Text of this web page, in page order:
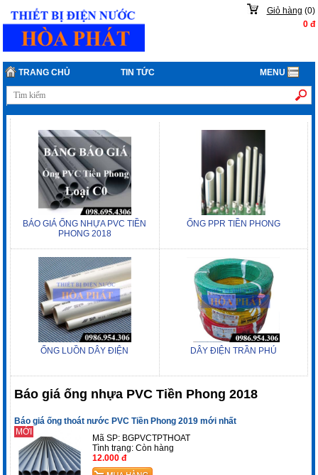
Giỏ hàng (0)
0đ
TRANG CHỦ TIN TỨC MENU
BÁO GIÁ ỐNG NHỰA PVC TIỀN
PHONG 2018
ỐNG PPR TIỀN PHONG
ỐNG LUỒN DÂY ĐIỆN DÂY ĐIỆN TRẦN PHÚ
Báo giá ống nhựa PVC Tiền Phong 2018
Báo giá ống thoát nước PVC Tiền Phong 2019 mới nhất
MỚI
Mã SP: BGPVCTPTHOAT
Tình trạng:Còn hàng
12.000 đ